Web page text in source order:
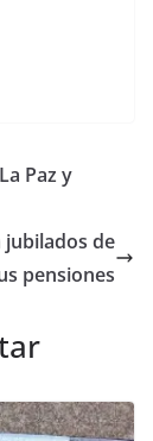
Paz y
jubilados de
pensiones